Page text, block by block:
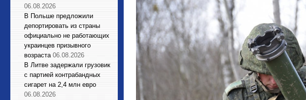
06.08.2026
В Польше предложили
депортировать из страны
официально не работающих
украинцев призывного
возраста 06.08.2026
В Литве задержали грузовик
с партией контрабандных
сигарет на 2,4 млн евро
06.08.2026